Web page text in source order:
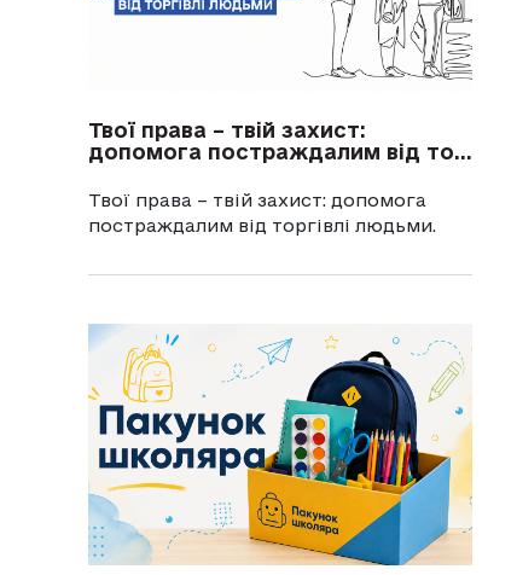
Твої права – твій захист:
допомога постраждалим від то...
Твої права – твій захист: допомога
постраждалим від торгівлі людьми.